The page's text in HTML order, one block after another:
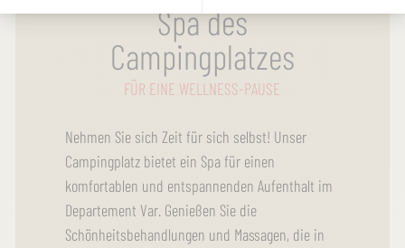
Spa des
Campingplatzes
FÜR EINE WELLNESS-PAUSE
Nehmen Sie sich Zeit für sich selbst! Unser
Campingplatz bietet ein Spa für einen
komfortablen und entspannenden Aufenthalt im
Departement Var. Genießen Sie die
Schönheitsbehandlungen und Massagen, die in